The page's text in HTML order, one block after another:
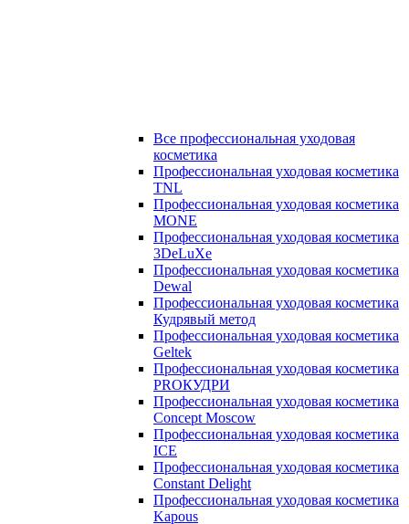
Все профессиональная уходовая
косметика
Профессиональная уходовая косметика
TNL
Профессиональная уходовая косметика
MONE
Профессиональная уходовая косметика
3DeLuXe
Профессиональная уходовая косметика
Dewal
Профессиональная уходовая косметика
Кудрявый метод
Профессиональная уходовая косметика
Geltek
Профессиональная уходовая косметика
PROКУДРИ
Профессиональная уходовая косметика
Concept Moscow
Профессиональная уходовая косметика
ICE
Профессиональная уходовая косметика
Constant Delight
Профессиональная уходовая косметика
Kapous